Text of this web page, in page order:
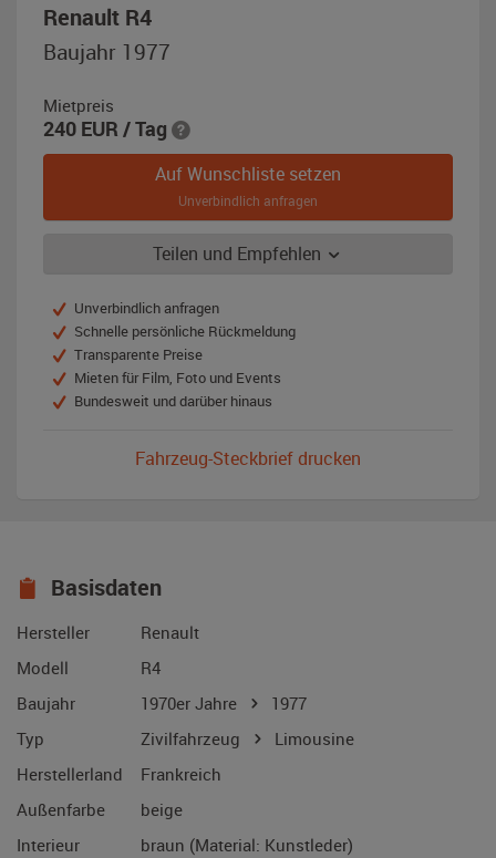
Renault R4,
Baujahr
1977,
Baujahr 1977
Mietpreis
240 EUR / Tag
Auf Wunschliste setzen
Unverbindlich anfragen
Teilen und Empfehlen
Unverbindlich anfragen
Schnelle persönliche Rückmeldung
Transparente Preise
Mieten für Film, Foto und Events
Bundesweit und darüber hinaus
Fahrzeug-Steckbrief drucken
Basisdaten
Hersteller
Renault
Modell
R4
Baujahr
1970er Jahre
1977
Typ
Zivilfahrzeug
Limousine
Herstellerland
Frankreich
Außenfarbe
beige
Interieur
braun (Material: Kunstleder)